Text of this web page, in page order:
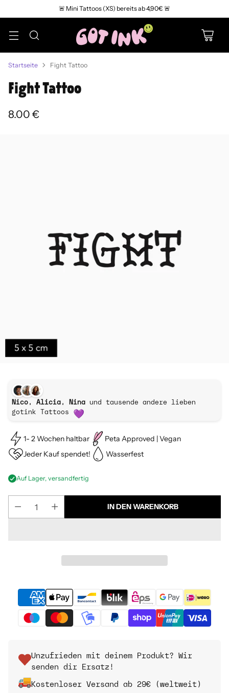
🚨 Mini Tattoos (XS) bereits ab 4,90€ 🚨
Startseite Fight Tattoo
Fight Tattoo
Normaler
8.00 €
Nico, Alicia, Nina und tausende andere lieben
gotink Tattoos
1- 2 Wochen haltbar
Peta Approved | Vegan
Jeder Kauf spendet!
Wasserfest
Auf Lager, versandfertig
IN DEN WARENKORB
Unzufrieden mit deinem Produkt? Wir
senden dir Ersatz!
Kostenloser Versand ab 29€ (weltweit)